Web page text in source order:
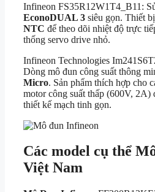
Infineon FS35R12W1T4_B11:
EconoDUAL 3 siêu gọn. Thiết
NTC để theo dõi nhiệt độ trực
thống servo drive nhỏ.
Infineon Technologies
Dòng mô đun công suất thông
Micro. Sản phẩm thích hợp cho
motor công suất thấp (600V, 2A)
thiết kế mạch tinh gọn.
Các model cụ thể
Việt Nam